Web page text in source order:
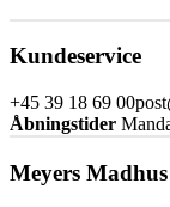
Kundeservice
Åbningstider
+45 39 18 69 00
Meyers Madhus